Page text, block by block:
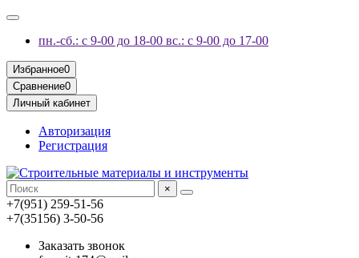
пн.-сб.: с 9-00 до 18-00 вс.: с 9-00 до 17-00
Избранное0
Сравнение0
Личный кабинет
Авторизация
Регистрация
×
+7(951) 259-51-56
+7(35156) 3-50-56
Заказать звонок